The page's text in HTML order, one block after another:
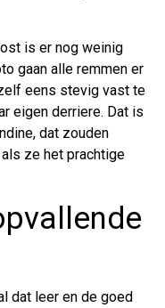
is er nog weinig
gaan alle remmen er
eens stevig vast te
eigen derriere. Dat is
dat zouden
ze het prachtige
dat leer en de goed